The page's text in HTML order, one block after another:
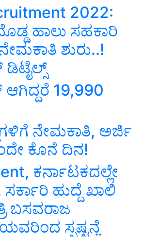
2022:
ಹಾಲು ಸಹಕಾರಿ
ಶುರು..!
19,990
ನೇಮಕಾತಿ, ಅರ್ಜಿ
ಕೊನೆ ದಿನ!
ಕರ್ನಾಟಕದಲ್ಲೇ
ಹುದ್ದೆ ಖಾಲಿ
ಬಸವರಾಜ
ಸ್ಪಷ್ಟನೆ